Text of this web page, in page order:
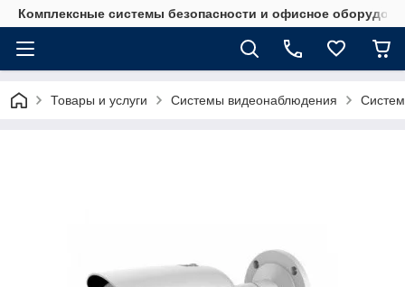
Комплексные системы безопасности и офисное
Товары и услуги Системы видеонаблюдения